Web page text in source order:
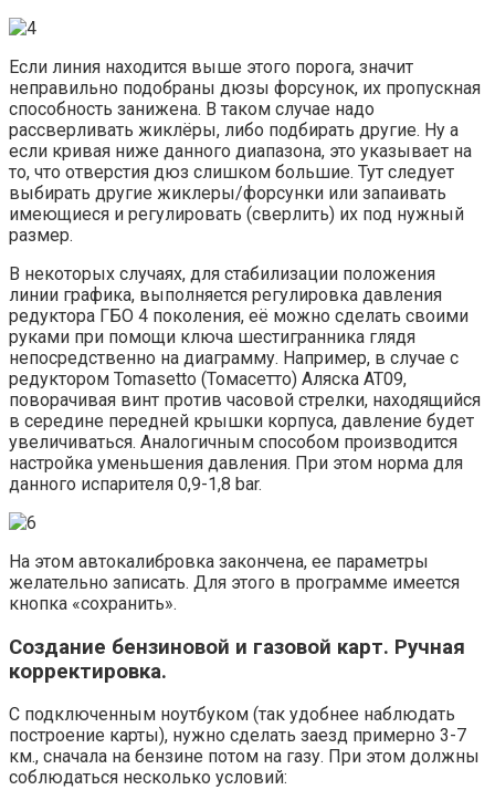
Если линия находится выше этого порога, значит
неправильно подобраны дюзы форсунок, их пропускная
способность занижена. В таком случае надо
рассверливать жиклёры, либо подбирать другие. Ну а
если кривая ниже данного диапазона, это указывает на
то, что отверстия дюз слишком большие. Тут следует
выбирать другие жиклеры/форсунки или запаивать
имеющиеся и регулировать (сверлить) их под нужный
размер.
В некоторых случаях, для стабилизации положения
линии графика, выполняется регулировка давления
редуктора ГБО 4 поколения, её можно сделать своими
руками при помощи ключа шестигранника глядя
непосредственно на диаграмму. Например, в случае с
редуктором Tomasetto (Томасетто) Аляска AT09,
поворачивая винт против часовой стрелки, находящийся
в середине передней крышки корпуса, давление будет
увеличиваться. Аналогичным способом производится
настройка уменьшения давления. При этом норма для
данного испарителя 0,9-1,8 bar.
На этом автокалибровка закончена, ее параметры
желательно записать. Для этого в программе имеется
кнопка «сохранить».
Создание бензиновой и газовой карт. Ручная
корректировка.
С подключенным ноутбуком (так удобнее наблюдать
построение карты), нужно сделать заезд примерно 3-7
км., сначала на бензине потом на газу. При этом должны
соблюдаться несколько условий: